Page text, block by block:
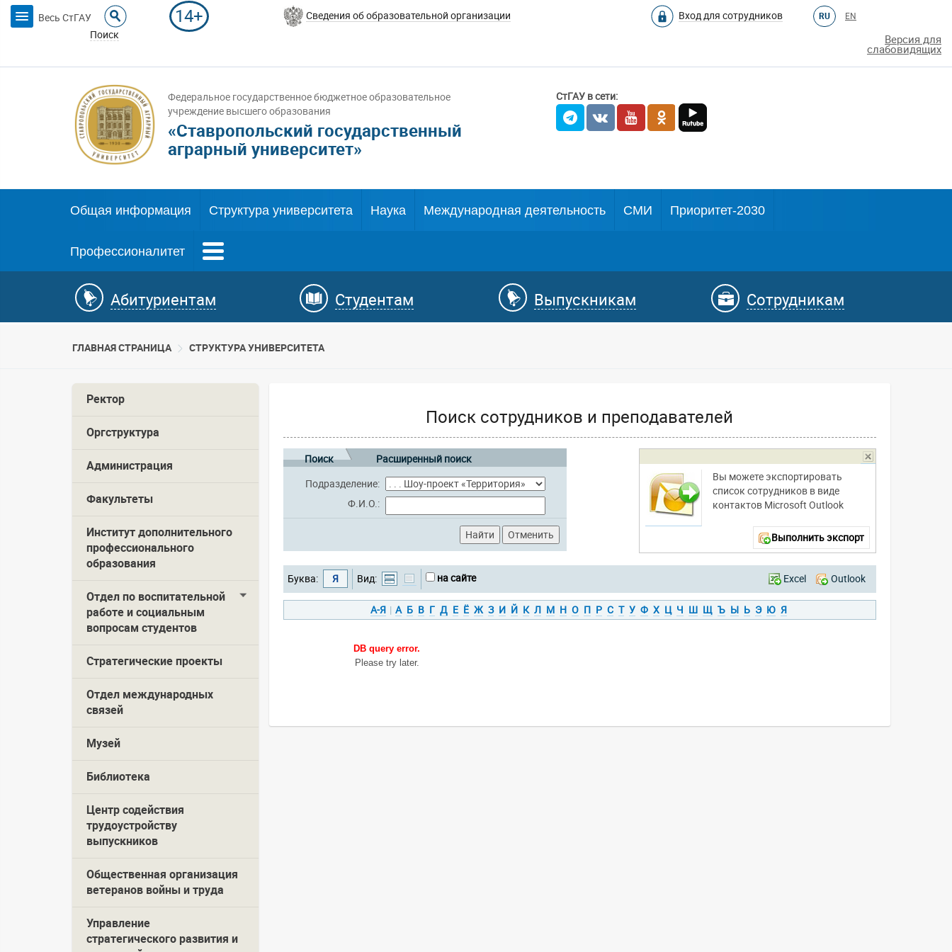
Весь СтГАУ
Поиск
14+ Сведения об образовательной организации Вход для сотрудников RU EN
Версия для
слабовидящих
Федеральное государственное бюджетное образовательное
учреждение высшего образования
«Ставропольский государственный
аграрный университет»
СтГАУ в сети:
Общая информация Структура университета Наука Международная деятельность СМИ Приоритет-2030
Профессионалитет
Абитуриентам Студентам Выпускникам Сотрудникам
ГЛАВНАЯ СТРАНИЦА CТРУКТУРА УНИВЕРСИТЕТА
Ректор
Оргструктура
Администрация
Факультеты
Институт дополнительного
профессионального
образования
Отдел по воспитательной
работе и социальным
вопросам студентов
Стратегические проекты
Отдел международных
связей
Музей
Библиотека
Центр содействия
трудоустройству
выпускников
Общественная организация
ветеранов войны и труда
Управление
стратегического развития и
Поиск сотрудников и преподавателей
Вы можете экспортировать
список сотрудников в виде
контактов Microsoft Outlook
Выполнить экспорт
Поиск Расширенный поиск
Подразделение:
Ф.И.О.:
Буква: Я Вид: на сайте Excel Outlook
А-Я | А Б В Г Д Е Ё Ж З И Й К Л М Н О П Р С Т У Ф Х Ц Ч Ш Щ Ъ Ы Ь Э Ю Я
DB query error.
Please try later.